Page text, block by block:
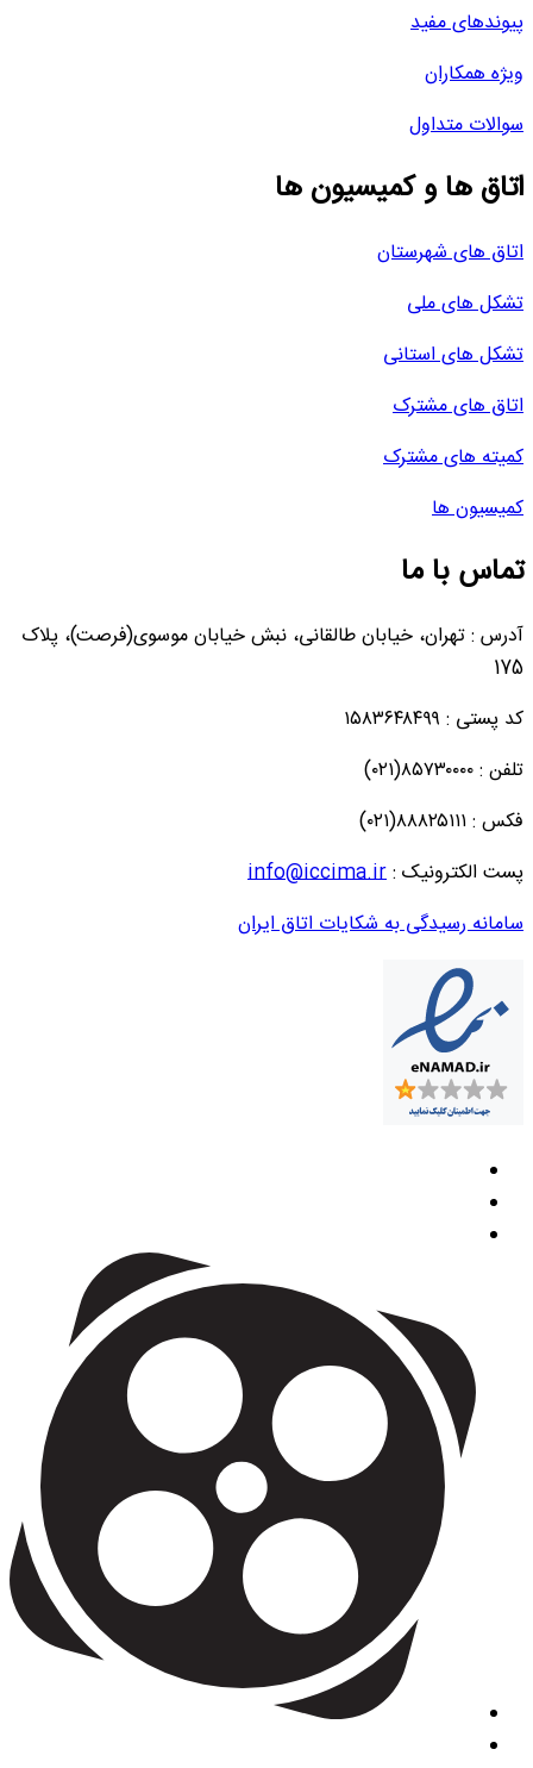
پیوندهای مفید
ویژه همکاران
سوالات متداول
اتاق ها و کمیسیون ها
اتاق های شهرستان
تشکل های ملی
تشکل های استانی
اتاق های مشترک
کمیته های مشترک
کمیسیون ها
تماس با ما
آدرس : تهران، خیابان طالقانی، نبش خیابان موسوی(فرصت)، پلاک
175
کد پستی : ۱۵۸۳۶۴۸۴۹۹
تلفن : ۸۵۷۳۰۰۰۰(۰۲۱)
فکس : ۸۸۸۲۵۱۱۱(۰۲۱)
پست الکترونیک :info@iccima.ir
سامانه رسیدگی به شکایات اتاق ایران